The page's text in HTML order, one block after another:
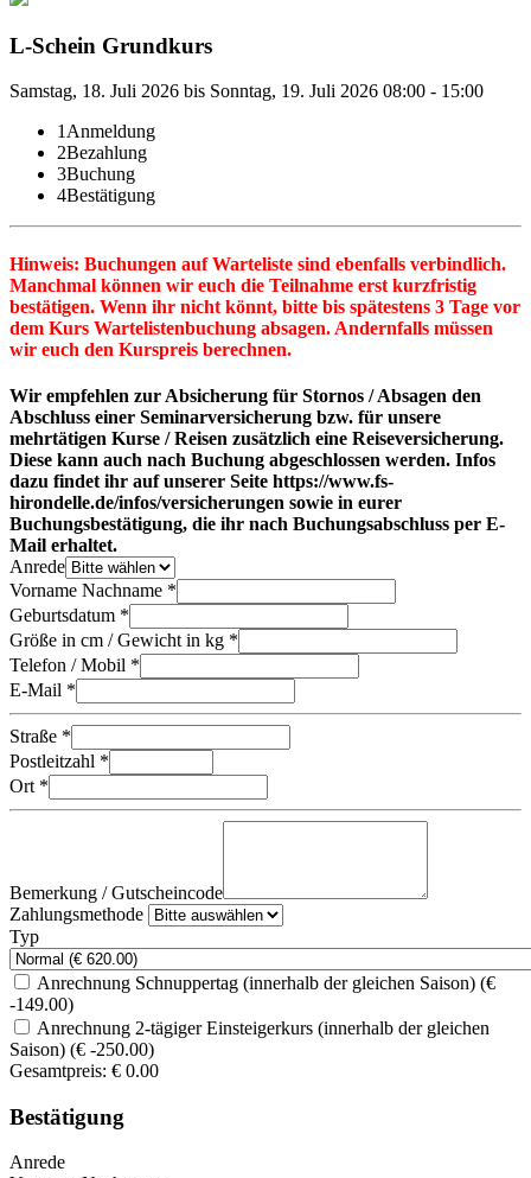
L-Schein Grundkurs
Samstag, 18. Juli 2026 bis Sonntag, 19. Juli 2026 08:00 - 15:00
1Anmeldung
2Bezahlung
3Buchung
4Bestätigung
Hinweis: Buchungen auf Warteliste sind ebenfalls verbindlich.
Manchmal können wir euch die Teilnahme erst kurzfristig
bestätigen. Wenn ihr nicht könnt, bitte bis spätestens 3 Tage vor
dem Kurs Wartelistenbuchung absagen. Andernfalls müssen
wir euch den Kurspreis berechnen.
Wir empfehlen zur Absicherung für Stornos / Absagen den
Abschluss einer Seminarversicherung bzw. für unsere
mehrtätigen Kurse / Reisen zusätzlich eine Reiseversicherung.
Diese kann auch nach Buchung abgeschlossen werden. Infos
dazu findet ihr auf unserer Seite https://www.fs-
hirondelle.de/infos/versicherungen sowie in eurer
Buchungsbestätigung, die ihr nach Buchungsabschluss per E-
Mail erhaltet.
Anrede
Vorname Nachname *
Geburtsdatum *
Größe in cm / Gewicht in kg *
Telefon / Mobil *
E-Mail *
Straße *
Postleitzahl *
Ort *
Bemerkung / Gutscheincode
Zahlungsmethode
Typ
Anrechnung Schnuppertag (innerhalb der gleichen Saison) (€
-149.00)
Anrechnung 2-tägiger Einsteigerkurs (innerhalb der gleichen
Saison) (€ -250.00)
Gesamtpreis: € 0.00
Bestätigung
Anrede